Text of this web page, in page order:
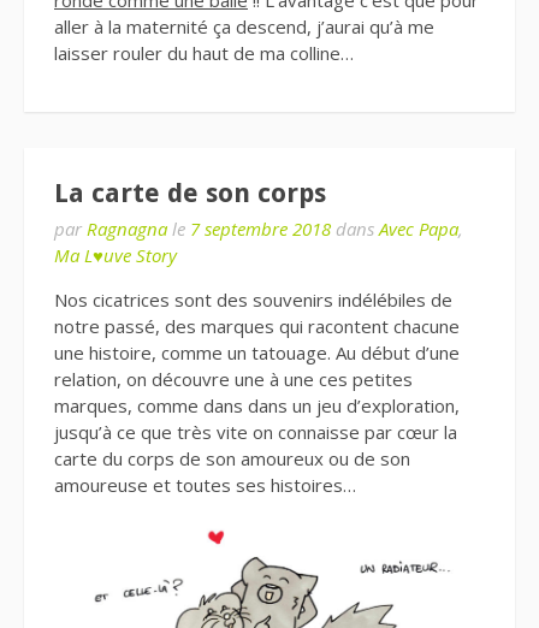
aller à la maternité ça descend, j’aurai qu’à me
laisser rouler du haut de ma colline…
La carte de son corps
par Ragnagna le 7 septembre 2018 dans Avec Papa,
Ma L♥uve Story
Nos cicatrices sont des souvenirs indélébiles de
notre passé, des marques qui racontent chacune
une histoire, comme un tatouage. Au début d’une
relation, on découvre une à une ces petites
marques, comme dans dans un jeu d’exploration,
jusqu’à ce que très vite on connaisse par cœur la
carte du corps de son amoureux ou de son
amoureuse et toutes ses histoires…